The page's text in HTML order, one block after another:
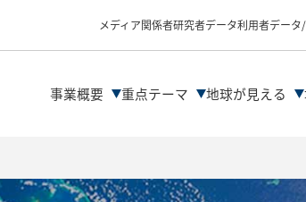
メディア関係者研究者データ利用者データ
事業概要 重点テーマ 地球が見える
データ解析の流れ
解析ツール/サイ